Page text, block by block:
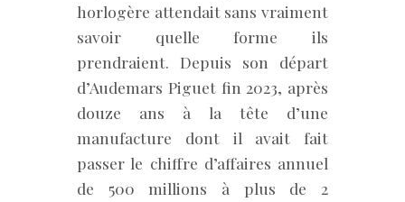
horlogère attendait sans vraiment
savoir quelle forme ils
prendraient. Depuis son départ
d’Audemars Piguet fin 2023, après
douze ans à la tête d’une
manufacture dont il avait fait
passer le chiffre d’affaires annuel
de 500 millions à plus de 2